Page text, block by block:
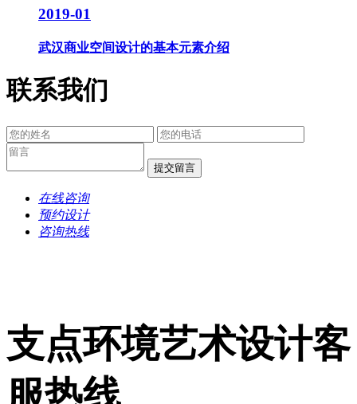
2019-01
武汉商业空间设计的基本元素介绍
联系我们
提交留言
在线咨询
预约设计
咨询热线
支点环境艺术设计客
服热线